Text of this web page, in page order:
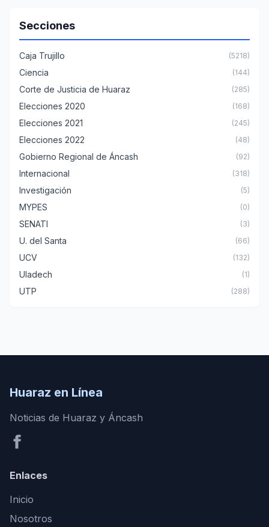
Secciones
Caja Trujillo (5218)
Ciencia (144)
Corte de Justicia de Huaraz (285)
Elecciones 2020 (168)
Elecciones 2021 (245)
Elecciones 2022 (48)
Gobierno Regional de Áncash (92)
Internacional (318)
Investigación (5)
MYPES (0)
SENATI (3)
U. del Santa (66)
UCV (132)
Uladech (1)
UTP (288)
Huaraz en Línea
Noticias de Huaraz y Áncash
Enlaces
Inicio
Nosotros